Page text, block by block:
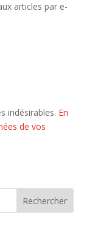
articles par e-
indésirables. En
de vos